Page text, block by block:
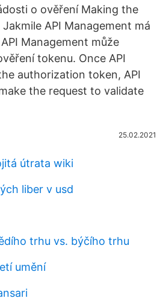
o ověření Making the
API Management má
Management může
tokenu. Once API
authorization token, API
the request to validate
25.02.2021
útrata wiki
liber v usd
trhu vs. býčího trhu
umění